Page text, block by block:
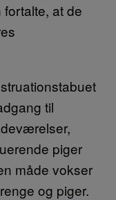
at de
til
piger
måde vokser
og piger.